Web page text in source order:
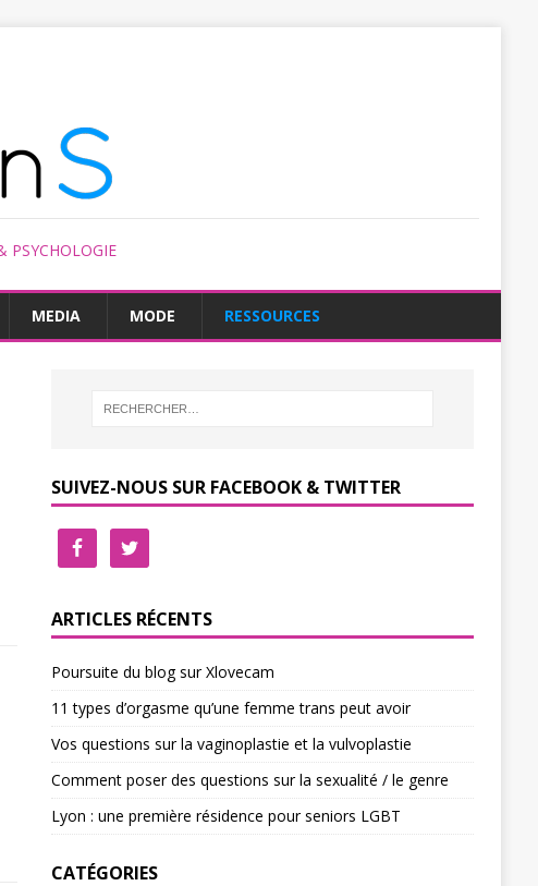
PSYCHOLOGIE
MEDIA MODE RESSOURCES
SUIVEZ-NOUS SUR FACEBOOK & TWITTER
ARTICLES RÉCENTS
Poursuite du blog sur Xlovecam
11 types d’orgasme qu’une femme trans peut avoir
Vos questions sur la vaginoplastie et la vulvoplastie
Comment poser des questions sur la sexualité / le genre
Lyon : une première résidence pour seniors LGBT
CATÉGORIES